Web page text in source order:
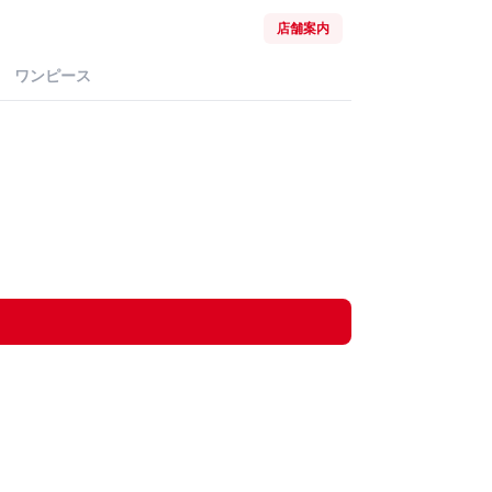
店舗案内
ワンピース